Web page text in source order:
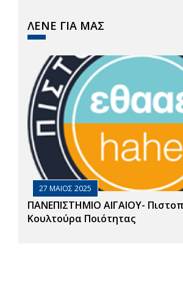
ΛΕΝΕ ΓΙΑ ΜΑΣ
27 ΜΑΙΟΣ 2025
ΠΑΝΕΠΙΣΤΗΜΙΟ ΑΙΓΑΙΟΥ-
Κουλτούρα Ποιότητας